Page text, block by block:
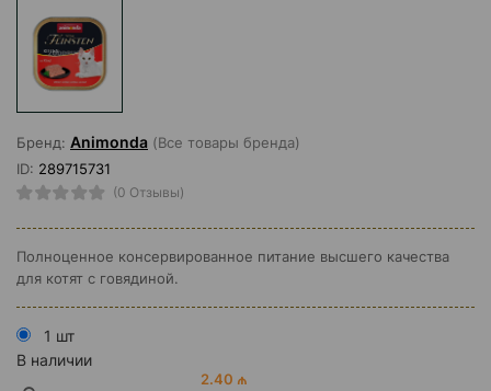
Бренд: Animonda (Все товары бренда)
ID: 289715731
(0 Отзывы)
Полноценное консервированное питание высшего качества
для котят с говядиной.
1 шт
В наличии
2.40 ₼